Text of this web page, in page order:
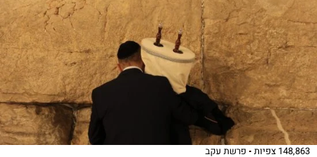
148,863 צפיות פרשת עקב